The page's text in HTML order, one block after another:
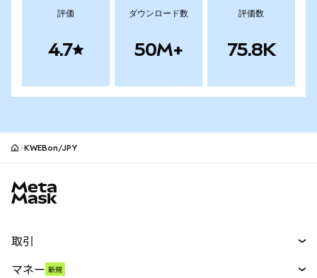
評価
4.7
ダウンロード数
50M+
評価数
75.8K
KWEBon/JPY
取引
マネー 新規